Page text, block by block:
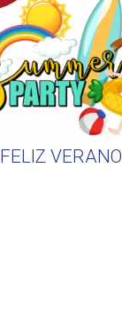
FELIZ VERANO